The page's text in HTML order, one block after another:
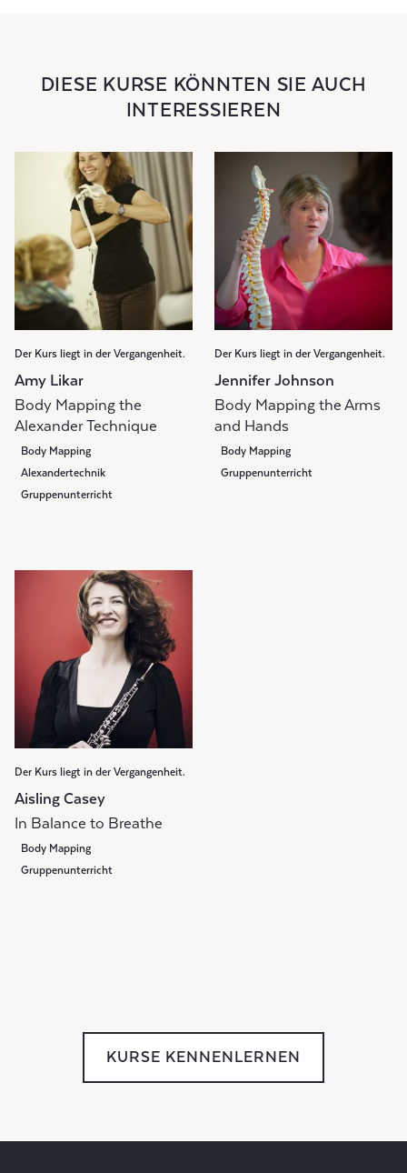
DIESE KURSE KÖNNTEN SIE AUCH
INTERESSIEREN
Der Kurs liegt in der Vergangenheit.
Amy Likar
Body Mapping the
Alexander Technique
Body Mapping
Alexandertechnik
Gruppenunterricht
Der Kurs liegt in der Vergangenheit.
Jennifer Johnson
Body Mapping the Arms
and Hands
Body Mapping
Gruppenunterricht
Der Kurs liegt in der Vergangenheit.
Aisling Casey
In Balance to Breathe
Body Mapping
Gruppenunterricht
KURSE KENNENLERNEN